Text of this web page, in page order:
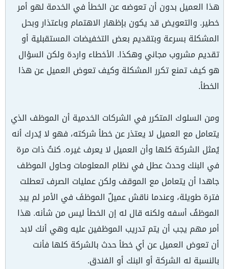
هذا العميل بدون أن تعوضه عن الخطأ في الخدمة لهو أمر
خطير. والتعويض قد يكون بإظهار الاهتمام وباعتذار وبحل
المشكلة بسرعة وبتقديم بعض التخفيضات المستقبلية أو
تقديم مشروب مجاني وهكذا. الأخطاء واردة ولكن السؤال
هو كيف تمنع تكرر المشكلة وكيف تعوض العميل عن هذا
الخطأ.
ومن السلوك المتكرر في الشركات الخدمية أن الموظف الذي
يتعامل مع العميل لا يعتذر عن خطأ شركته، فهو لا يُدرك أنه
يُمثل الشركة كلها وأن العميل لا يعرف غيره. كنتُ ذات مرة
في البنك وحدث عطل في نظام المعلومات وحاول الموظف
جاهدا أن يتعامل مع الموقف ولكن عمليات الصرف تعطلت
فترة طويلة، وعندما ناقش عميلٌ الموظفَ في الأمر لم يبدِ
الموظفُ أسفه ولكنه قال له إن الخطأ ليس من شأنه. هذا
أمر مهم يجب أن يتم تدريب الموظفين عليه وهي أنك لابد
أن تعوض العميل عن أي خطأ حدث بالشركة كلها فأنت
بالنسبة له الشركة أو البنك أو الفندق.